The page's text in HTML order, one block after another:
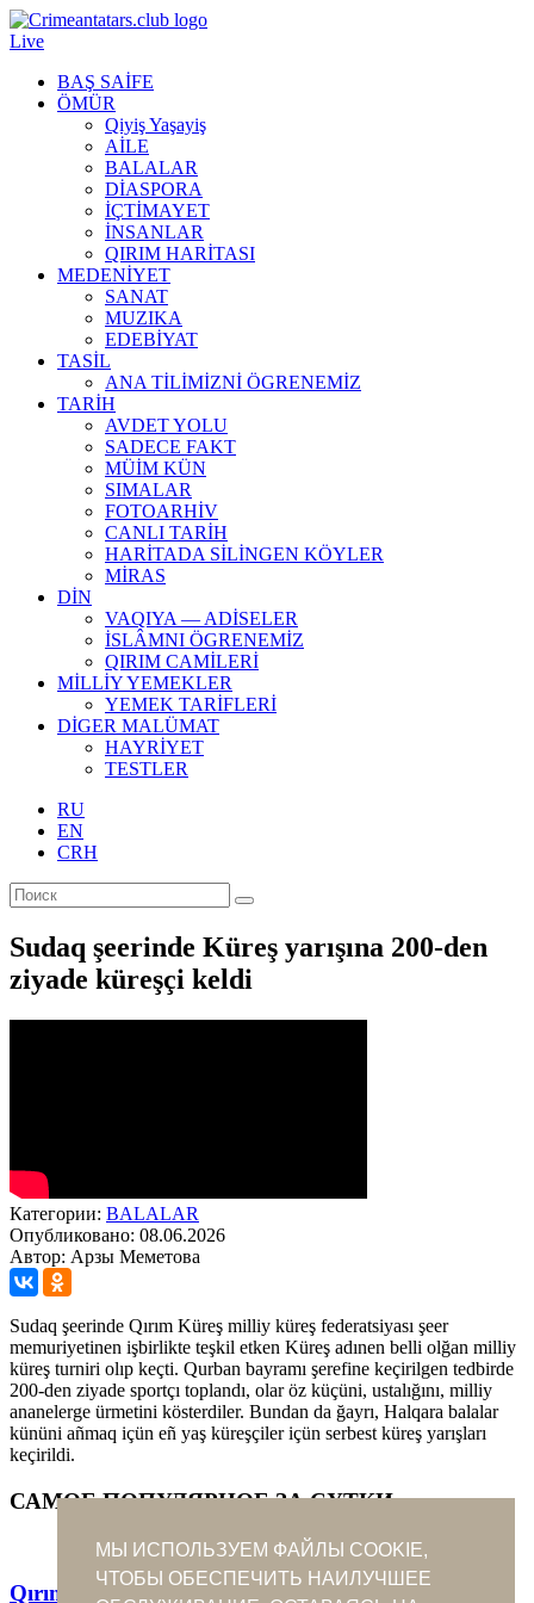
Live
BAŞ SAİFE
ÖMÜR
Qiyiş Yaşayiş
AİLE
BALALAR
DİASPORA
İÇTİMAYET
İNSANLAR
QIRIM HARİTASI
MEDENİYET
SANAT
MUZIKA
EDEBİYAT
TASİL
ANA TİLİMİZNİ ÖGRENEMİZ
TARİH
AVDET YOLU
SADECE FAKT
MÜİM KÜN
SIMАLAR
FOTOARHİV
CANLI TARİH
HARİTADA SİLİNGEN KÖYLER
MİRAS
DİN
VAQIYA — ADİSELER
İSLÂMNI ÖGRENEMİZ
QIRIM CAMİLERİ
MİLLİY YEMEKLER
YEMEK TARİFLERİ
DİGER MALÜMAT
HAYRİYET
TESTLER
RU
EN
CRH
Sudaq şeerinde Küreş yarışına 200-den
ziyade küreşçi keldi
Категории: BALALAR
Опубликовано: 08.06.2026
Автор: Арзы Меметова
Sudaq şeerinde Qırım Küreş milliy küreş federatsiyası şeer
memuriyetinen işbirlikte teşkil etken Küreş adınen belli olğan milliy
küreş turniri olıp keçti. Qurban bayramı şerefine keçirilgen tedbirde
200-den ziyade sportçı toplandı, olar öz küçüni, ustalığını, milliy
ananelerge ürmetini kösterdiler. Bundan da ğayrı, Halqara balalar
kününi añmaq içün eñ yaş küreşçiler içün serbest küreş yarışları
keçirildi.
САМОЕ ПОПУЛЯРНОЕ ЗА СУТКИ
Qırım pıçaqları bütün dünyağa meşur edi
МЫ ИСПОЛЬЗУЕМ ФАЙЛЫ COOKIE,
ЧТОБЫ ОБЕСПЕЧИТЬ НАИЛУЧШЕЕ